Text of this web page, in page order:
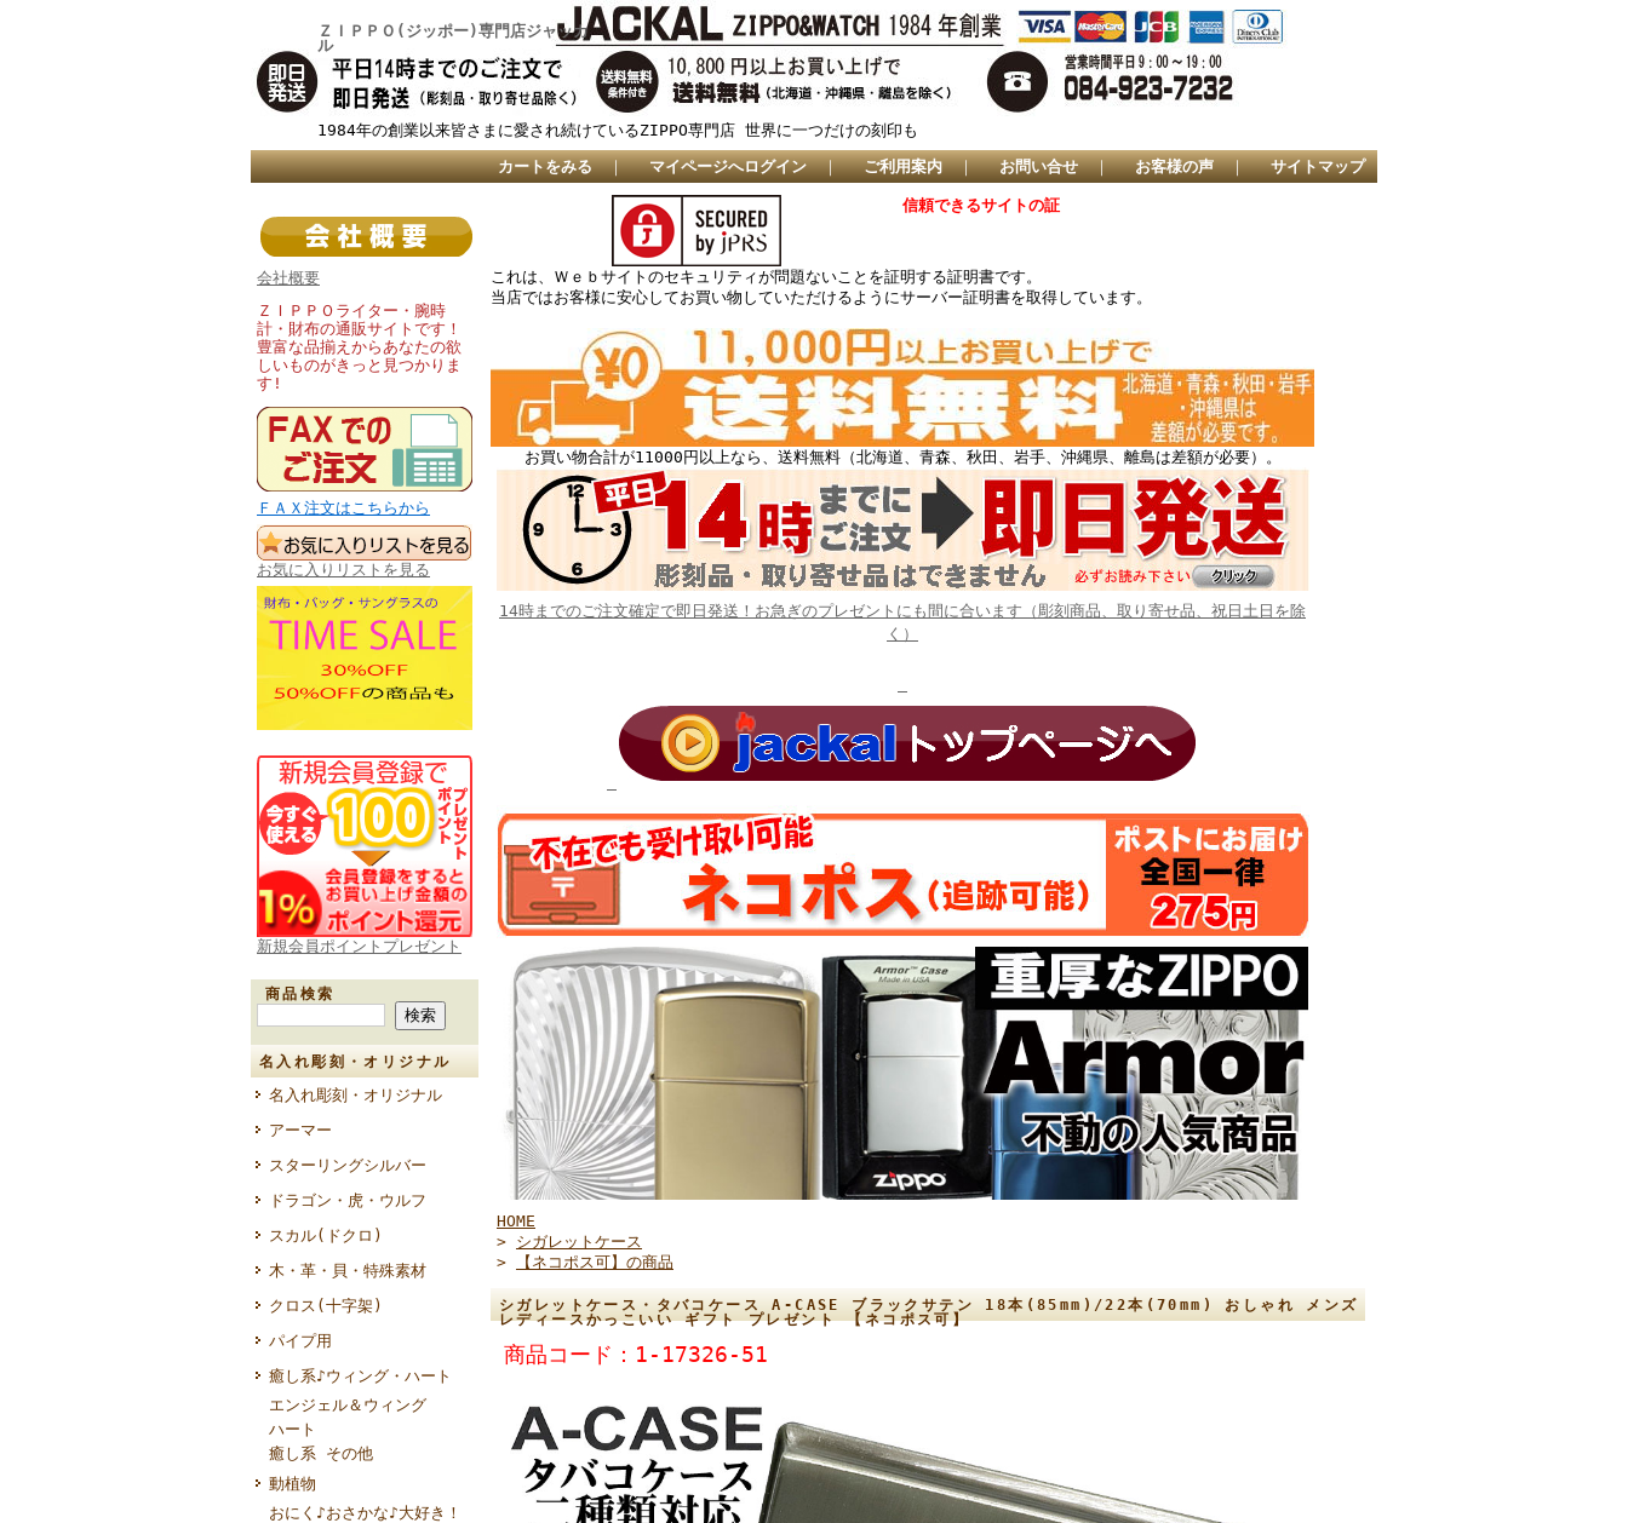
ＺＩＰＰＯ(ジッポー)専門店ジャッカ
ル
1984年の創業以来皆さまに愛され続けているZIPPO専門店 世界に一つだけの刻印も
カートをみる ｜ マイページへログイン ｜ ご利用案内 ｜ お問い合せ ｜ お客様の声 ｜ サイトマップ
会社概要
ＺＩＰＰＯライター・腕時
計・財布の通販サイトです！
豊富な品揃えからあなたの欲
しいものがきっと見つかりま
す!
ＦＡＸ注文はこちらから
お気に入りリストを見る
新規会員ポイントプレゼント
商品検索
名入れ彫刻・オリジナル
名入れ彫刻・オリジナル
アーマー
スターリングシルバー
ドラゴン・虎・ウルフ
スカル(ドクロ)
木・革・貝・特殊素材
クロス(十字架)
パイプ用
癒し系♪ウィング・ハート
エンジェル＆ウィング
ハート
癒し系 その他
動植物
おにく♪おさかな♪大好き！
信頼できるサイトの証
これは、Ｗｅｂサイトのセキュリティが問題ないことを証明する証明書です。
当店ではお客様に安心してお買い物していただけるようにサーバー証明書を取得しています。
お買い物合計が11000円以上なら、送料無料（北海道、青森、秋田、岩手、沖縄県、離島は差額が必要）。
14時までのご注文確定で即日発送！お急ぎのプレゼントにも間に合います（彫刻商品、取り寄せ品、祝日土日を除
く）
HOME
> シガレットケース
>
【ネコポス可】の商品
シガレットケース・タバコケース A-CASE ブラックサテン 18本(85mm)/22本(70mm) おしゃれ メンズ
レディースかっこいい ギフト プレゼント 【ネコポス可】
商品コード：1-17326-51